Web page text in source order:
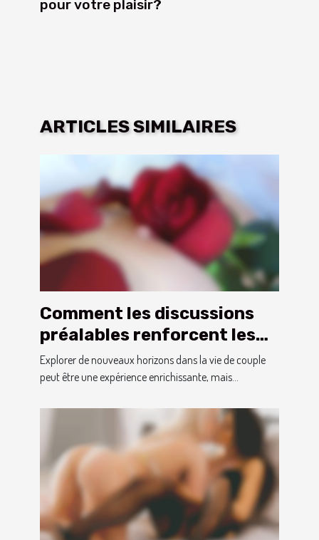
pour votre plaisir?
ARTICLES SIMILAIRES
Comment les discussions
préalables renforcent les
couples avant un trio ?
Explorer de nouveaux horizons dans la vie de couple
peut être une expérience enrichissante, mais...